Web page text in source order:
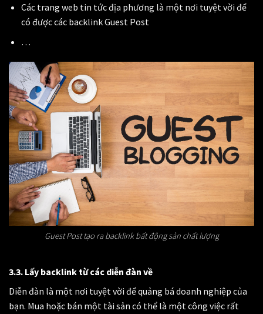
Các trang web tin tức địa phương là một nơi tuyệt vời để
có được các backlink Guest Post
…
Guest Post tạo ra backlink bất động sản chất lượng
3.3. Lấy backlink từ các diễn đàn về
Diễn đàn là một nơi tuyệt vời để quảng bá doanh nghiệp của
bạn. Mua hoặc bán một tài sản có thể là một công việc rất